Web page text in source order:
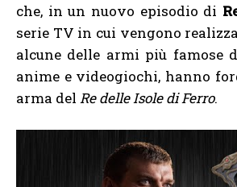
che, in un nuovo episodio di
serie TV in cui vengono
alcune delle armi più famose
anime e videogiochi, hanno
arma del Re delle Isole di Ferro.